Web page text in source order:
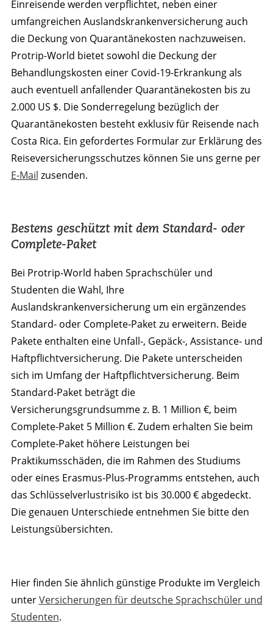
Einreisende werden verpflichtet, neben einer
umfangreichen Auslandskrankenversicherung auch
die Deckung von Quarantänekosten nachzuweisen.
Protrip-World bietet sowohl die Deckung der
Behandlungskosten einer Covid-19-Erkrankung als
auch eventuell anfallender Quarantänekosten bis zu
2.000 US $. Die Sonderregelung bezüglich der
Quarantänekosten besteht exklusiv für Reisende nach
Costa Rica. Ein gefordertes Formular zur Erklärung des
Reiseversicherungsschutzes können Sie uns gerne per
E-Mail zusenden.
Bestens geschützt mit dem Standard- oder
Complete-Paket
Bei Protrip-World haben Sprachschüler und
Studenten die Wahl, Ihre
Auslandskrankenversicherung um ein ergänzendes
Standard- oder Complete-Paket zu erweitern. Beide
Pakete enthalten eine Unfall-, Gepäck-, Assistance- und
Haftpflichtversicherung. Die Pakete unterscheiden
sich im Umfang der Haftpflichtversicherung. Beim
Standard-Paket beträgt die
Versicherungsgrundsumme z. B. 1 Million €, beim
Complete-Paket 5 Million €. Zudem erhalten Sie beim
Complete-Paket höhere Leistungen bei
Praktikumsschäden, die im Rahmen des Studiums
oder eines Erasmus-Plus-Programms entstehen, auch
das Schlüsselverlustrisiko ist bis 30.000 € abgedeckt.
Die genauen Unterschiede entnehmen Sie bitte den
Leistungsübersichten.
Hier finden Sie ähnlich günstige Produkte im Vergleich
unterVersicherungen für deutsche Sprachschüler und
Studenten.